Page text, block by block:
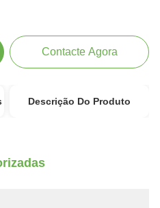
Contacte Agora
Descrição Do Produto